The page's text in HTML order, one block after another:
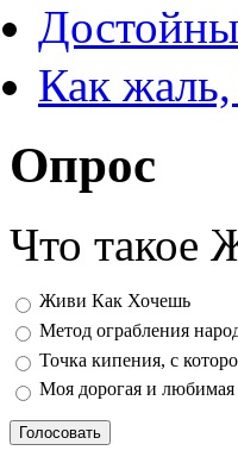
Как
Опрос
Что такое
Варианты
Живи Как Хочешь
Метод ограбления
Точка кипения, с
Моя дорогая и любимая